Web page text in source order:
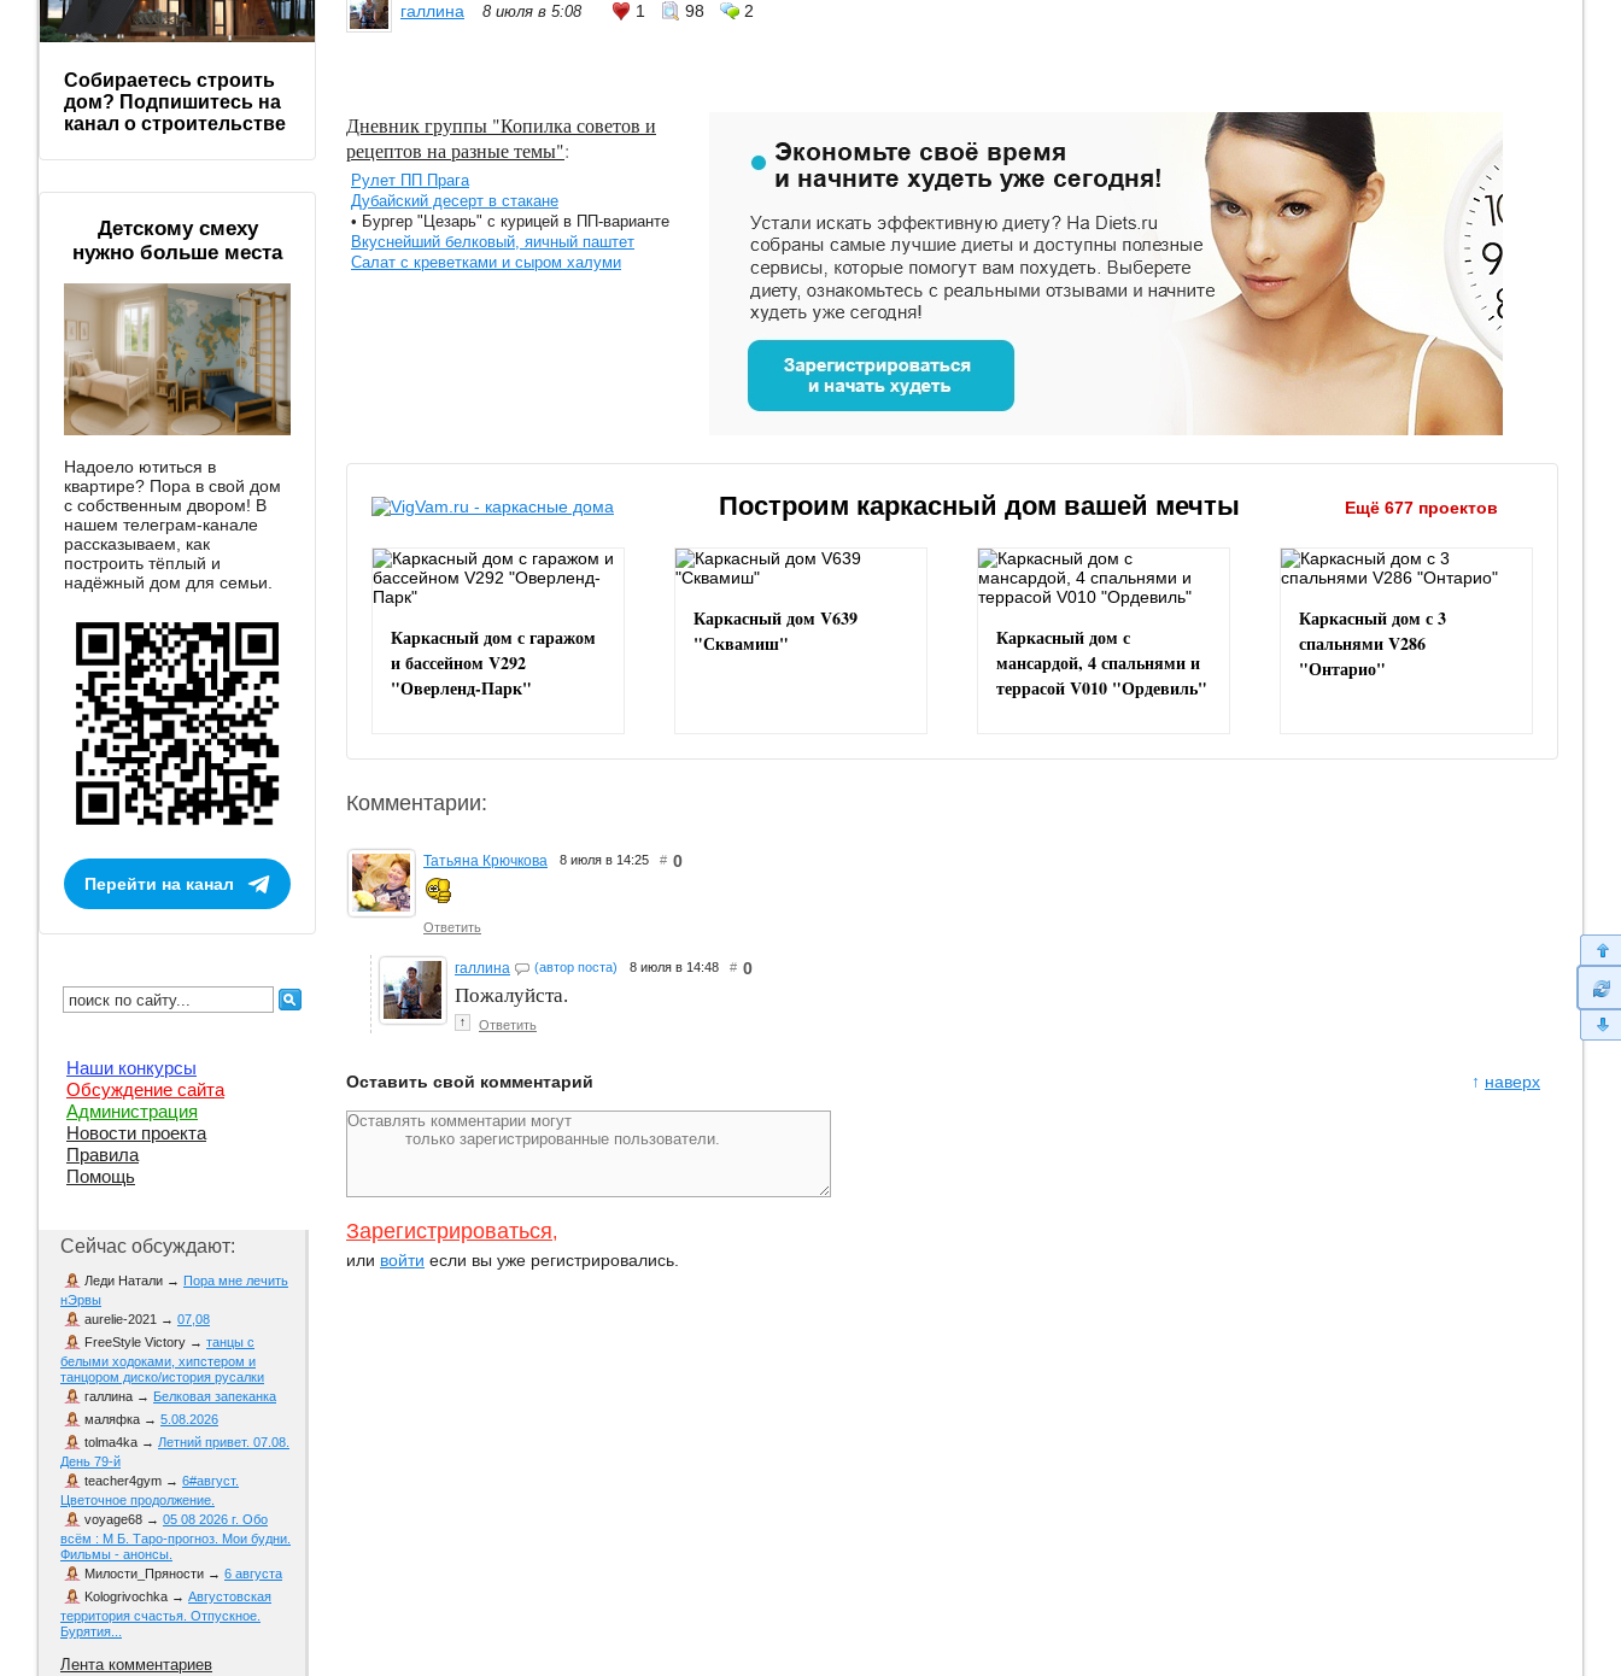
галлина 8 июля в 5:08 1 98 2
Дневник группы "Копилка советов и
рецептов на разные темы":
Рулет ПП Прага
Дубайский десерт в стакане
• Бургер "Цезарь" с курицей в ПП-варианте
Вкуснейший белковый, яичный паштет
Салат с креветками и сыром халуми
Построим каркасный дом вашей мечты Ещё 677 проектов
Каркасный дом с гаражом
и бассейном V292
"Оверленд-Парк"
Каркасный дом V639
"Сквамиш"
Каркасный дом с
мансардой, 4 спальнями и
террасой V010 "Ордевиль"
Каркасный дом с 3
спальнями V286
"Онтарио"
Комментарии:
Татьяна Крючкова 8 июля в 14:25 # 0
Ответить
галлина (автор поста) 8 июля в 14:48 # 0
Пожалуйста.
↑ Ответить
↑ наверх
Оставить свой комментарий
Зарегистрироваться,
или войти если вы уже регистрировались.
Собираетесь строить
дом? Подпишитесь на
канал о строительстве
Детскому смеху
нужно больше места
Надоело ютиться в
квартире? Пора в свой дом
с собственным двором! В
нашем телеграм-канале
рассказываем, как
построить тёплый и
надёжный дом для семьи.
Перейти на канал
Наши конкурсы
Обсуждение сайта
Администрация
Новости проекта
Правила
Помощь
Сейчас обсуждают:
Леди Натали → Пора мне лечить
нЭрвы
aurelie-2021 → 07,08
FreeStyle Victory → танцы с
белыми ходоками, хипстером и
танцором диско/история русалки
галлина → Белковая запеканка
маляфка → 5.08.2026
tolma4ka → Летний привет. 07.08.
День 79-й
teacher4gym → 6#август.
Цветочное продолжение.
voyage68 → 05 08 2026 г. Обо
всём : М Б. Таро-прогноз. Мои будни.
Фильмы - анонсы.
Милости_Пряности → 6 августа
Kologrivochka → Августовская
территория счастья. Отпускное.
Бурятия...
Лента комментариев